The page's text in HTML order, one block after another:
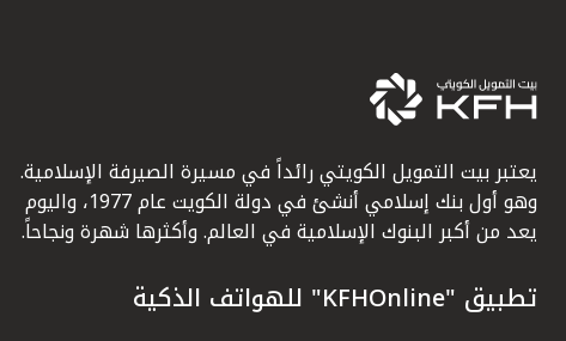
يعتبر بيت التمويل الكويتي رائداً في مسيرة الصيرفة الإسلامية.
وهو أول بنك إسلامي أنشئ في دولة الكويت عام 1977، واليوم
يعد من أكبر البنوك الإسلامية في العالم. وأكثرها شهرة ونجاحاً.
تطبيق "KFHOnline" للهواتف الذكية